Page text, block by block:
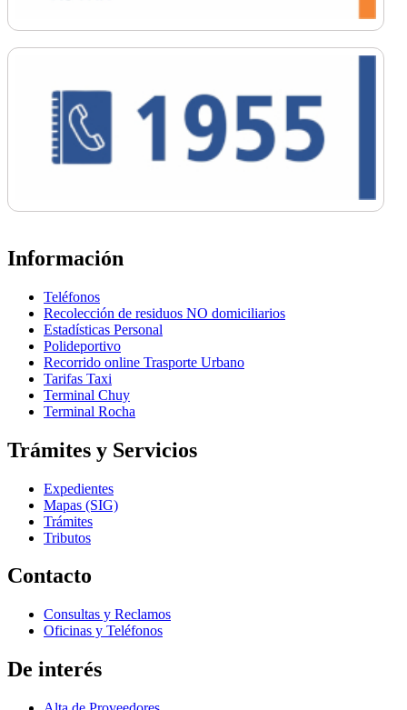
Información
Teléfonos
Recolección de residuos NO domiciliarios
Estadísticas Personal
Polideportivo
Recorrido online Trasporte Urbano
Tarifas Taxi
Terminal Chuy
Terminal Rocha
Trámites y Servicios
Expedientes
Mapas (SIG)
Trámites
Tributos
Contacto
Consultas y Reclamos
Oficinas y Teléfonos
De interés